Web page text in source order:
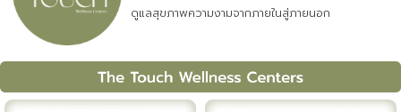
ดูแลสุขภาพความงามจากภายในสู่ภายนอก